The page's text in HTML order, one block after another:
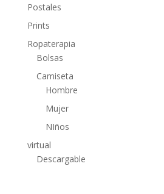
Postales
Prints
Ropaterapia
Bolsas
Camiseta
Hombre
Mujer
NIños
virtual
Descargable